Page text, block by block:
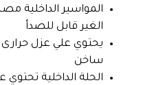
المواسير الداخلية
الغير قابل للصدأ
يحتوي علي عزل حرارى
ساخن
الحلة الداخلية